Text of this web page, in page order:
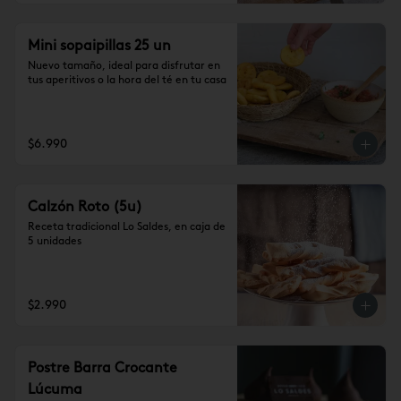
Mini sopaipillas 25 un
Nuevo tamaño, ideal para disfrutar en
tus aperitivos o la hora del té en tu casa
$6.990
Calzón Roto (5u)
Receta tradicional Lo Saldes, en caja de
5 unidades
$2.990
Postre Barra Crocante
Lúcuma